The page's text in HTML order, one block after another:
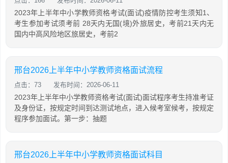
2023年上半年中小学教师资格考试(面试)疫情防控考生须知1、
考生参加考试须考前 28天内无国(境)外旅居史，考前21天内无
国内中高风险地区旅居史，考前2
邢台2026上半年中小学教师资格面试流程
点击：73 发布时间：2026-06-11
2023年上半年中小学教师资格考试(面试)面试程序考生持准考证
及身份证，按规定时间到达测试地点，进入候考室候考，按规定
程序参加面试。第一步：抽题
邢台2026上半年中小学教师资格面试科目